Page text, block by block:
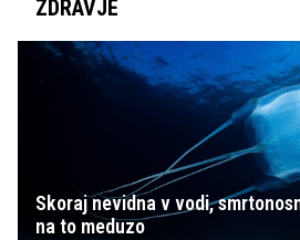
ZDRAVJE
Skoraj nevidna v vodi,
na to meduzo